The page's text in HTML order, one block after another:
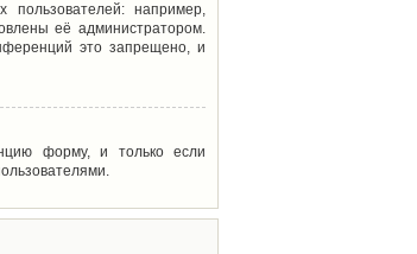
например,
её администратором.
это запрещено, и
форму, и только если